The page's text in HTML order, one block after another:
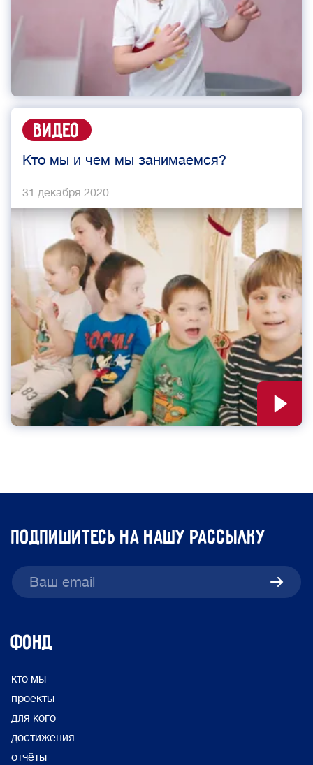
Видео
Кто мы и чем мы занимаемся?
31 декабря 2020
подпишитесь на нашу рассылку
ФОНД
кто мы
проекты
для кого
достижения
отчёты